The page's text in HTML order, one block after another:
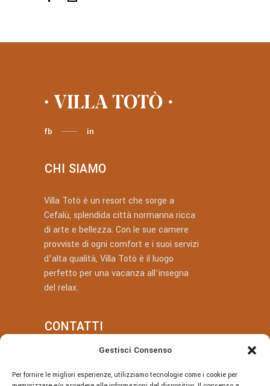
Gestisci Consenso
Per fornire le migliori esperienze, utilizziamo tecnologie come i cookie per
fb in
CHI SIAMO
Villa Totò è un resort che sorge a
Cefalù, splendida città normanna ricca
di arte e bellezza. Con le sue camere
provviste di ogni comfort e i suoi servizi
d’alta qualità, Villa Totò è il luogo
perfetto per una vacanza all’insegna
del relax.
CONTATTI
villatotocefalu@gmail.com